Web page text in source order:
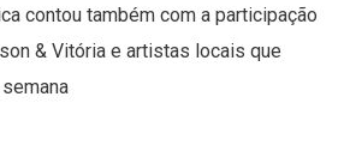
contou também com a participação
& Vitória e artistas locais que